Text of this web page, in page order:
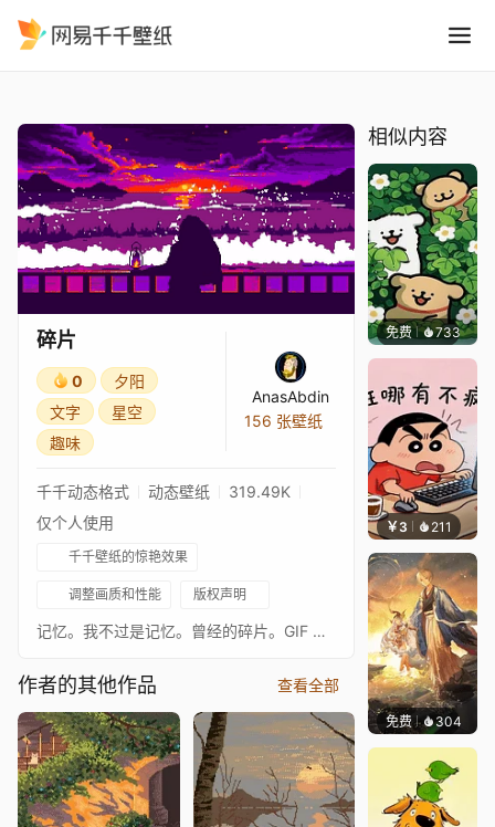
碎片
0
夕阳
文字
星空
趣味
AnasAbdin
156 张壁纸
千千动态格式 动态壁纸
319.49K
仅个人使用
千千壁纸的惊艳效果
调整画质和性能 版权声明
记忆。我不过是记忆。曾经的碎片。GIF 尺寸 320x200px，30 帧手绘，10 种颜色 https://foundation.app/@anasabdin https://www.tiktok.com/@anasabdin https://www.patreon.com/AnasAbdin https://opensea.io/AnasAbdin https://www.instagram.com/anasabdin/ https://twitter.com/AnasAbdin https://anasabdin.tumblr.com/ https://www.facebook.com/anastronautgames/ https://www.artstation.com/anasabdin
作者的其他作品 查看全部
相似内容
免费 733渔小小
￥3 211 渔小小
免费 304小鬼